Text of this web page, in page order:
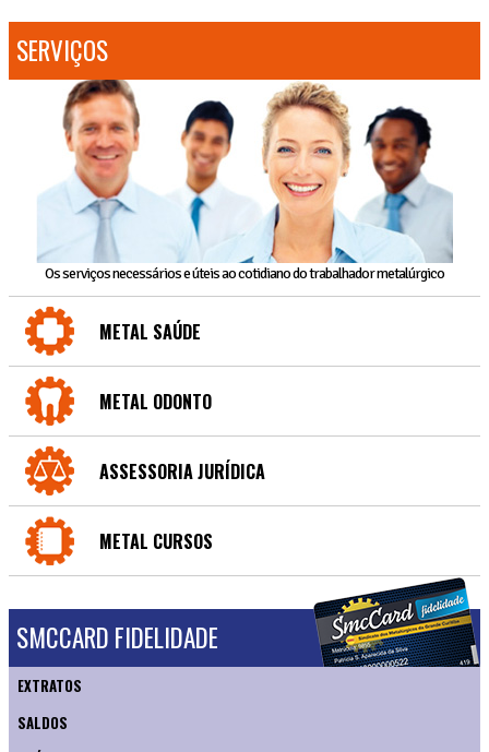
SERVIÇOS
Os serviços necessários e úteis ao cotidiano do trabalhador metalúrgico
METAL SAÚDE
METAL ODONTO
ASSESSORIA JURÍDICA
METAL CURSOS
SMCCARD FIDELIDADE
EXTRATOS
SALDOS